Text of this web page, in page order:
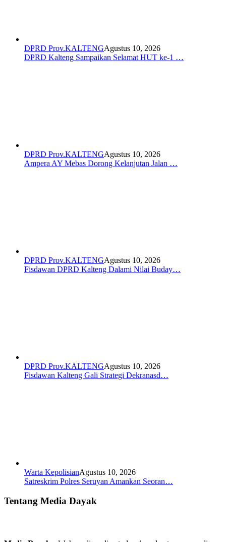
DPRD Prov.KALTENGAgustus 10, 2026
DPRD Kalteng Sampaikan Selamat HUT ke-1 …
DPRD Prov.KALTENGAgustus 10, 2026
Ampera AY Mebas Dorong Kelanjutan Jalan …
DPRD Prov.KALTENGAgustus 10, 2026
Fisdawan DPRD Kalteng Dalami Nilai Buday…
DPRD Prov.KALTENGAgustus 10, 2026
Fisdawan Kalteng Gali Strategi Dekranasd…
Warta KepolisianAgustus 10, 2026
Satreskrim Polres Seruyan Amankan Seoran…
Tentang Media Dayak